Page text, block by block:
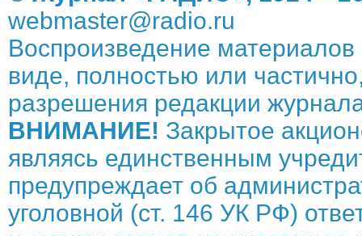
webmaster@radio.ru
Воспроизведение
виде, полностью или
разрешения редакции
ВНИМАНИЕ! Закрытое
являясь единственным
предупреждает об
уголовной (ст. 146 УК РФ)